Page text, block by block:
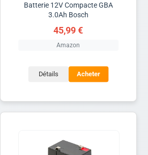
Batterie 12V Compacte GBA
3.0Ah Bosch
45,99 €
Amazon
Détails Acheter